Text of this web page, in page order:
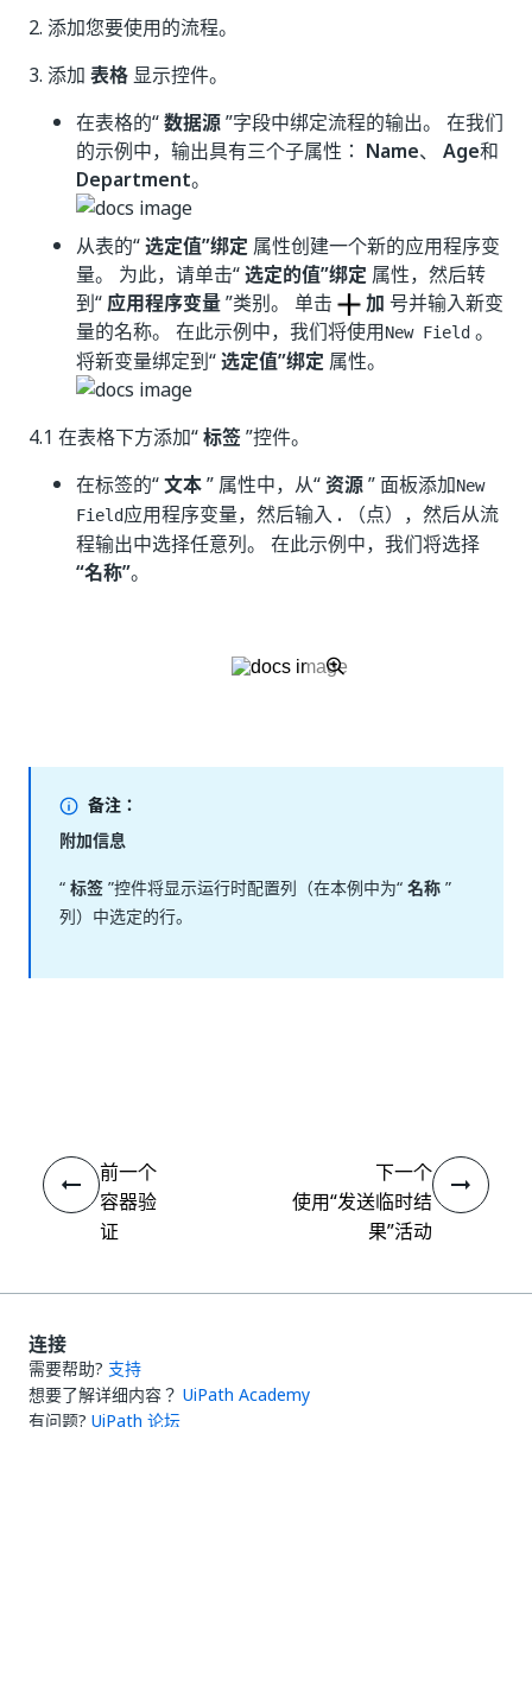
2. 添加您要使用的流程。
3. 添加 表格显示控件。
在表格的“数据源”字段中绑定流程的输出。 在我们
的示例中，输出具有三个子属性： Name、 Age和
Department。
从表的“选定值”绑定属性创建一个新的应用程序变
量。 为此，请单击“选定的值”绑定属性，然后转
到“应用程序变量”类别。 单击 加 号并输入新变
量的名称。 在此示例中，我们将使用New Field 。
将新变量绑定到“选定值”绑定属性。
4.1 在表格下方添加“标签”控件。
在标签的“文本” 属性中，从“资源” 面板添加New
Field应用程序变量，然后输入 . （点），然后从流
程输出中选择任意列。 在此示例中，我们将选择
“名称”。
备注：
附加信息
“标签”控件将显示运行时配置列（在本例中为“名称”
列）中选定的行。
前一个
容器验
证
下一个
使用“发送临时结
果”活动
连接
需要帮助? 支持
想要了解详细内容？ UiPath Academy
有问题? UiPath 论坛